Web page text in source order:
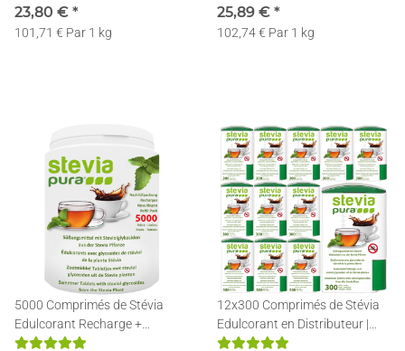
23,80 € *
101,71 € Par 1 kg
25,89 € *
102,74 € Par 1 kg
5000 Comprimés de Stévia
Edulcorant Recharge +
Distributeur
12x300 Comprimés de Stévia
Edulcorant en Distributeur |
Rechargeable